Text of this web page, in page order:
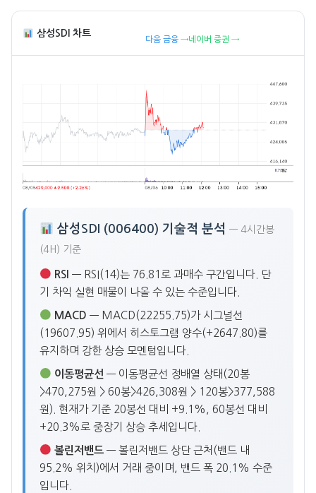
삼성SDI 차트
다음 금융 →네이버 증권 →
삼성SDI (006400) 기술적 분석— 4시간봉
(4H) 기준
RSI — RSI(14)는 76.81로 과매수 구간입니다. 단
기 차익 실현 매물이 나올 수 있는 수준입니다.
MACD — MACD(22255.75)가 시그널선
(19607.95) 위에서 히스토그램 양수(+2647.80)를
유지하며 강한 상승 모멘텀입니다.
이동평균선 — 이동평균선 정배열 상태(20봉
>470,275원 > 60봉>426,308원 > 120봉>377,588
원). 현재가 기준 20봉선 대비 +9.1%, 60봉선 대비
+20.3%로 중장기 상승 추세입니다.
볼린저밴드 — 볼린저밴드 상단 근처(밴드 내
95.2% 위치)에서 거래 중이며, 밴드 폭 20.1% 수준
입니다.